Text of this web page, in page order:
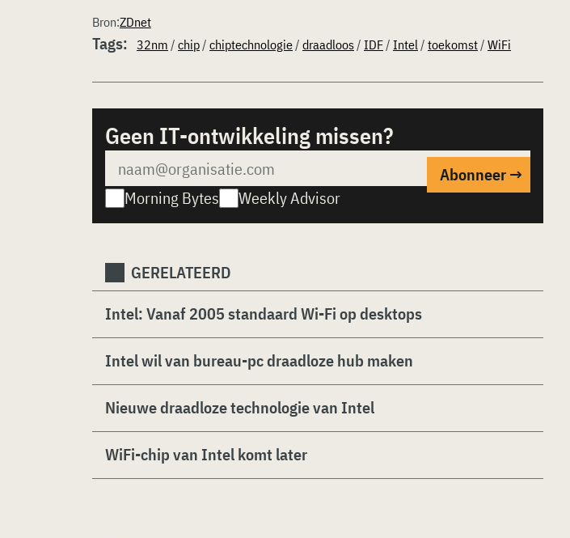
Bron:ZDnet
Tags: 32nm / chip/ chiptechnologie/ draadloos/ IDF/ Intel/ toekomst/ WiFi
Geen IT-ontwikkeling missen?
Morning Bytes Weekly Advisor
GERELATEERD
Intel: Vanaf 2005 standaard Wi-Fi op desktops
Intel wil van bureau-pc draadloze hub maken
Nieuwe draadloze technologie van Intel
WiFi-chip van Intel komt later